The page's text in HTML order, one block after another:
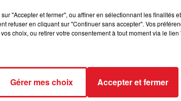
1600 € à remporter !
des Parents d'Elèves du groupe
Réservations 06 45 42 81 39
"Accepter et fermer", ou affiner en sélectionnant les finalités
refuser en cliquant sur "Continuer sans accepter". Vos
choix, ou retirer votre consentement à tout moment via le
Gérer mes choix Accepter et fermer